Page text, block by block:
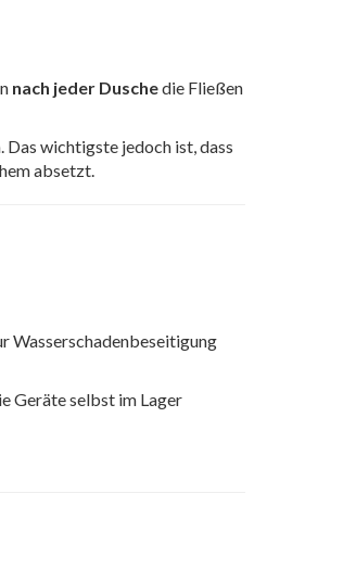
nach jeder Duschedie Fließen
Das wichtigste jedoch ist, dass
absetzt.
Wasserschadenbeseitigung
Geräte selbst im Lager